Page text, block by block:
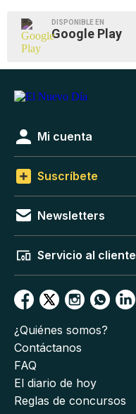
DISPONIBLE EN
Google Play
Mi cuenta
Suscríbete
Newsletters
Servicio al cliente
¿Quiénes somos?
Contáctanos
FAQ
El diario de hoy
Reglas de concursos